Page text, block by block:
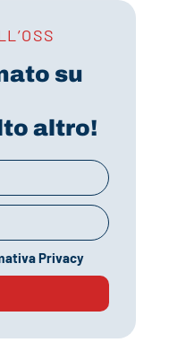
su
altro!
Privacy